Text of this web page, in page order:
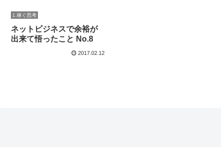
1.稼ぐ思考
ネットビジネスで余裕が
出来て悟ったこと No.8
2017.02.12